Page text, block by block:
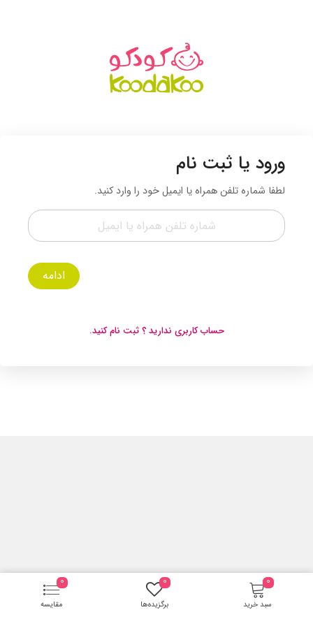
ورود یا ثبت نام
لطفا شماره تلفن همراه یا ایمیل خود را وارد کنید.
ادامه
حساب کاربری ندارید ؟ ثبت نام کنید.
سبد خرید
0
برگزیده‌ها
0
مقایسه
0